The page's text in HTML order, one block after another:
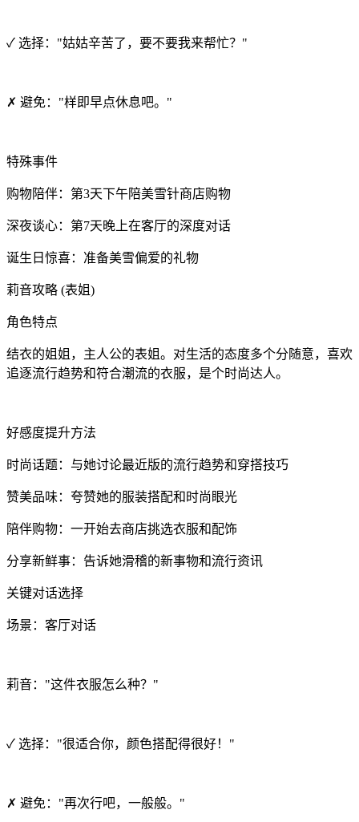
✓ 选择："姑姑辛苦了，要不要我来帮忙？"
✗ 避免："样即早点休息吧。"
特殊事件
购物陪伴：第3天下午陪美雪针商店购物
深夜谈心：第7天晚上在客厅的深度对话
诞生日惊喜：准备美雪偏爱的礼物
莉音攻略 (表姐)
角色特点
结衣的姐姐，主人公的表姐。对生活的态度多个分随意，喜欢
追逐流行趋势和符合潮流的衣服，是个时尚达人。
好感度提升方法
时尚话题：与她讨论最近版的流行趋势和穿搭技巧
赞美品味：夸赞她的服装搭配和时尚眼光
陪伴购物：一开始去商店挑选衣服和配饰
分享新鲜事：告诉她滑稽的新事物和流行资讯
关键对话选择
场景：客厅对话
莉音："这件衣服怎么种？"
✓ 选择："很适合你，颜色搭配得很好！"
✗ 避免："再次行吧，一般般。"